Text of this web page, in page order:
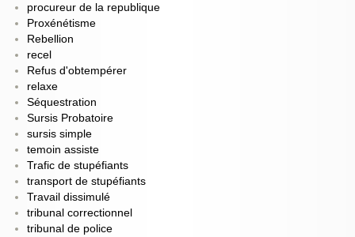
procureur de la republique
Proxénétisme
Rebellion
recel
Refus d'obtempérer
relaxe
Séquestration
Sursis Probatoire
sursis simple
temoin assiste
Trafic de stupéfiants
transport de stupéfiants
Travail dissimulé
tribunal correctionnel
tribunal de police